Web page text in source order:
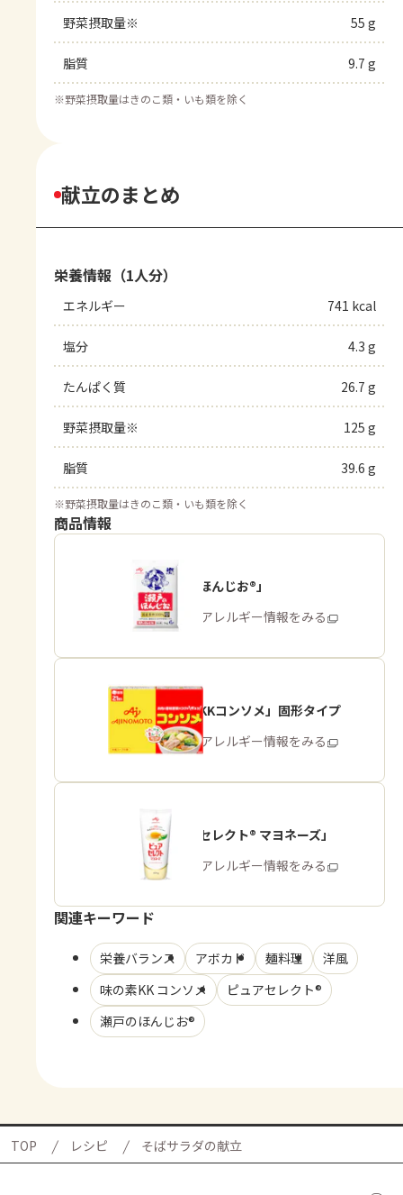
野菜摂取量※ 55 g
脂質 9.7 g
※野菜摂取量はきのこ類・いも類を除く
献立のまとめ
栄養情報（1人分）
エネルギー 741 kcal
塩分 4.3 g
たんぱく質 26.7 g
野菜摂取量※ 125 g
脂質 39.6 g
※野菜摂取量はきのこ類・いも類を除く
商品情報
「瀬戸のほんじお®」
商品・アレルギー情報をみる
「味の素KKコンソメ」固形タイプ
商品・アレルギー情報をみる
「ピュアセレクト® マヨネーズ」
商品・アレルギー情報をみる
関連キーワード
栄養バランス アボカド 麺料理
洋風
味の素KK コンソメ
ピュアセレクト®
瀬戸のほんじお®
TOP レシピ そばサラダの献立